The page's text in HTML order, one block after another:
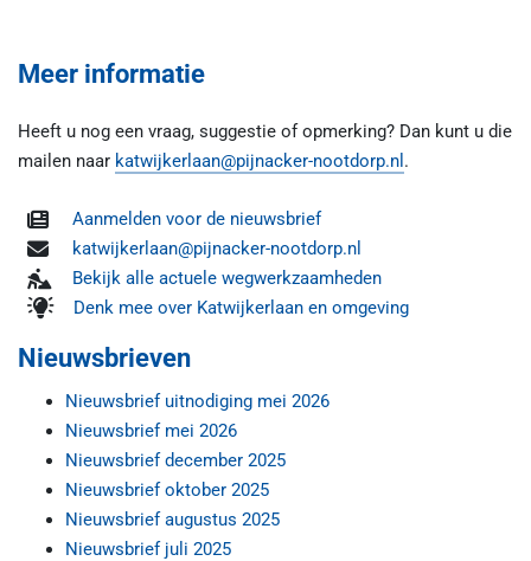
Meer informatie
Heeft u nog een vraag, suggestie of opmerking? Dan kunt u die
mailen naar katwijkerlaan@pijnacker-nootdorp.nl .
Aanmelden voor de nieuwsbrief
katwijkerlaan@pijnacker-nootdorp.nl
Bekijk alle actuele wegwerkzaamheden
Denk mee over Katwijkerlaan en omgeving
Nieuwsbrieven
Nieuwsbrief uitnodiging mei 2026
Nieuwsbrief mei 2026
Nieuwsbrief december 2025
Nieuwsbrief oktober 2025
Nieuwsbrief augustus 2025
Nieuwsbrief juli 2025